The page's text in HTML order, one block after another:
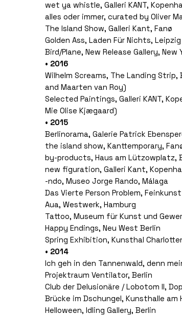
wet ya whistle, Galleri KANT,
alles oder immer, curated by Oliver
The Island Show, Galleri Kant, Fanø
Golden Ass, Laden Für Nichts, Leipzig
Bird/Plane, New Release Gallery, New
• 2016
Wilhelm Screams, The Landing
and Maarten van Roy)
Selected Paintings, Galleri KANT,
Mie Olise Kjægaard)
• 2015
Berlinorama, Galerie Patrick
the island show, Kanttemporary,
by-products, Haus am Lützowplatz,
new figuration, Galleri Kant,
-ndo, Museo Jorge Rando, Málaga
Das Vierte Person Problem,
Aua, Westwerk, Hamburg
Tattoo, Museum für Kunst und
Happy Endings, Neu West Berlin
Spring Exhibition, Kunsthal
• 2014
Ich geh in den Tannenwald, denn
Projektraum Ventilator, Berlin
Club der Delusionäre / Lobotom II,
Brücke im Dschungel, Kunsthalle am
Helloween, Idling Gallery, Berlin